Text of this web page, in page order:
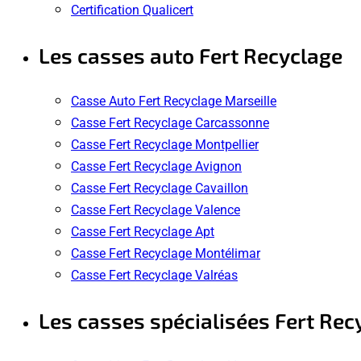
Certification Qualicert
Les casses auto Fert Recyclage
Casse Auto Fert Recyclage Marseille
Casse Fert Recyclage Carcassonne
Casse Fert Recyclage Montpellier
Casse Fert Recyclage Avignon
Casse Fert Recyclage Cavaillon
Casse Fert Recyclage Valence
Casse Fert Recyclage Apt
Casse Fert Recyclage Montélimar
Casse Fert Recyclage Valréas
Les casses spécialisées Fert